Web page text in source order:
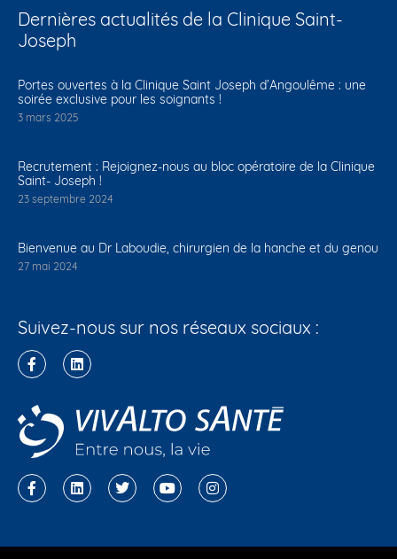
Dernières actualités de la Clinique Saint-
Joseph
Portes ouvertes à la Clinique Saint Joseph d’Angoulême : une
soirée exclusive pour les soignants !
3 mars 2025
Recrutement : Rejoignez-nous au bloc opératoire de la Clinique
Saint- Joseph !
23 septembre 2024
Bienvenue au Dr Laboudie, chirurgien de la hanche et du genou
27 mai 2024
Suivez-nous sur nos réseaux sociaux :